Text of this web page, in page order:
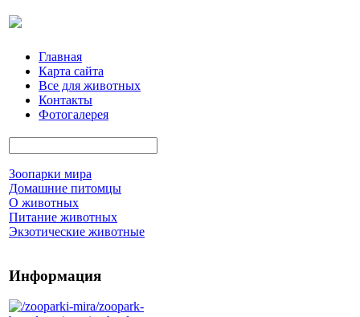
Главная
Карта сайта
Все для животных
Контакты
Фотогалерея
Зоопарки мира
Домашние питомцы
О животных
Питание животных
Экзотические животные
Информация